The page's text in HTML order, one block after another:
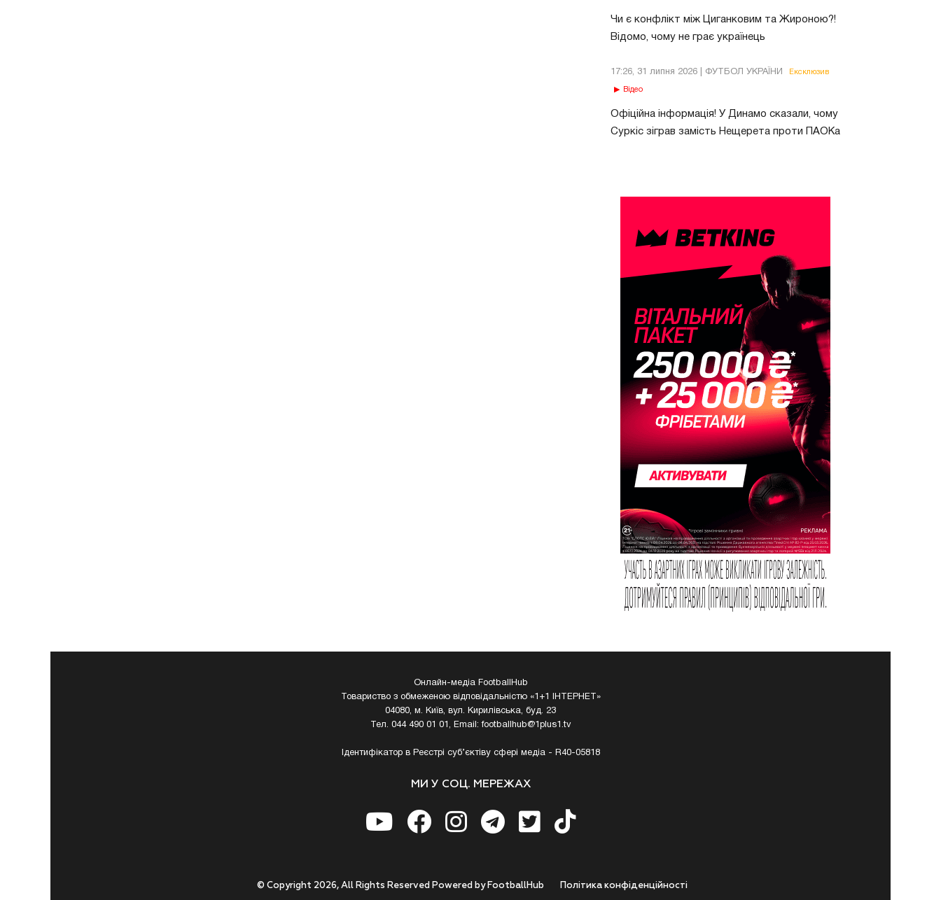
Чи є конфлікт між Циганковим та Жироною?!
Відомо, чому не грає українець
17:26, 31 липня 2026 | ФУТБОЛ УКРАЇНИ Ексклюзив
Відео
Офіційна інформація! У Динамо сказали, чому
Суркіс зіграв замість Нещерета проти ПАОКа
Онлайн-медіа FootballHub
Товариство з обмеженою відповідальністю «1+1 ІНТЕРНЕТ»
04080, м. Київ, вул. Кирилівська, буд. 23
Тел. 044 490 01 01, Email:footballhub@1plus1.tv
Ідентифікатор в Реєстрі суб’єктіву сфері медіа - R40-05818
МИ У СОЦ. МЕРЕЖАХ
Полiтика конфiденцiйностi
© Copyright 2026, All Rights Reserved Powered by FootballHub